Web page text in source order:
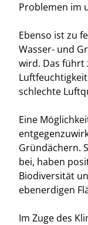
Problemen im
Ebenso ist zu
Wasser- und
wird. Das führt
schlechte
Eine
Gründächern.
bei, haben
Biodiversität
ebenerdigen
Im Zuge des